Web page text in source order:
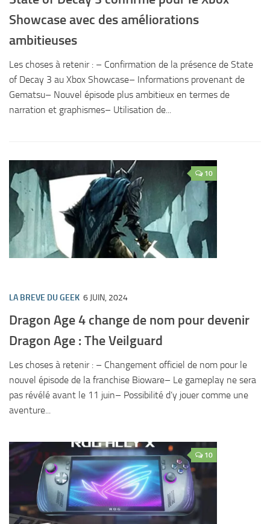
Showcase avec des améliorations
ambitieuses
Les choses à retenir : – Confirmation de la présence de State
of Decay 3 au Xbox Showcase– Informations provenant de
Gematsu– Nouvel épisode plus ambitieux en termes de
narration et graphismes– Utilisation de...
10
LA BREVE DU GEEK 6 JUIN, 2024
Dragon Age 4 change de nom pour devenir
Dragon Age : The Veilguard
Les choses à retenir : – Changement officiel de nom pour le
nouvel épisode de la franchise Bioware– Le gameplay ne sera
pas révélé avant le 11 juin– Possibilité d’y jouer comme une
aventure...
10